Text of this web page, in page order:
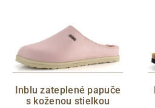
Inblu zateplené papuče
s koženou stielkou